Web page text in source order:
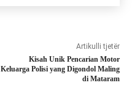
Artikulli tjetër
Kisah Unik Pencarian Motor
Keluarga Polisi yang Digondol Maling
di Mataram